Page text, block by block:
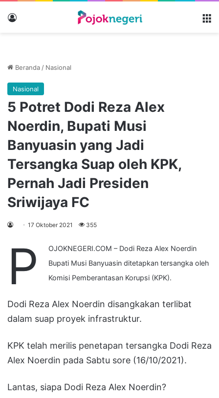
Beranda / Nasional
Nasional
5 Potret Dodi Reza Alex
Noerdin, Bupati Musi
Banyuasin yang Jadi
Tersangka Suap oleh KPK,
Pernah Jadi Presiden
Sriwijaya FC
17 Oktober 2021 355
P
OJOKNEGERI.COM – Dodi Reza Alex Noerdin
Bupati Musi Banyuasin ditetapkan tersangka oleh
Komisi Pemberantasan Korupsi (KPK).
Dodi Reza Alex Noerdin disangkakan terlibat
dalam suap proyek infrastruktur.
KPK telah merilis penetapan tersangka Dodi Reza
Alex Noerdin pada Sabtu sore (16/10/2021).
Lantas, siapa Dodi Reza Alex Noerdin?